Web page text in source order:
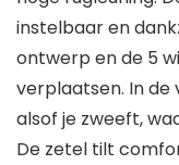
instelbaar en
ontwerp en de 5
verplaatsen. In de
alsof je zweeft,
De zetel tilt